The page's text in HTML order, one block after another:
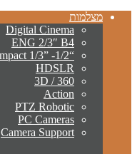
מצלמות
Digital Cinema
ENG 2/3″ B4
“Compact 1/3” -1/2
HDSLR
3D / 360
Action
PTZ Robotic
PC Cameras
Camera Support